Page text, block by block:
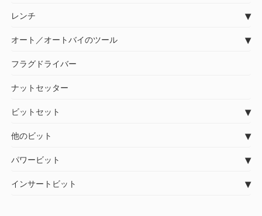
レンチ
オート／オートバイのツール
フラグドライバー
ナットセッター
ビットセット
他のビット
パワービット
インサートビット